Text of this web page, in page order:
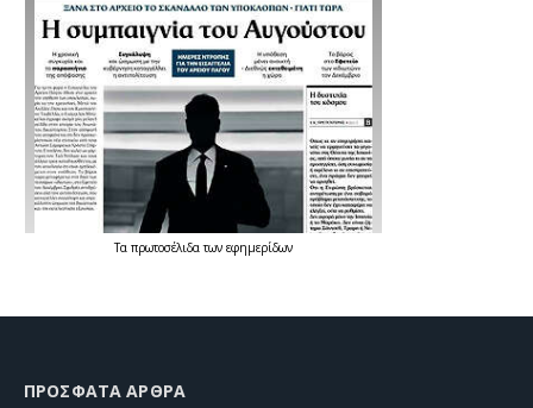
Τα πρωτοσέλιδατων εφημερίδων
ΠΡΌΣΦΑΤΑ ΆΡΘΡΑ